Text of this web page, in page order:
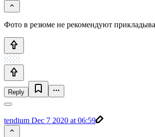
Фото в резюме не рекомендуют
Reply
tendium Dec 7 2020 at 06:59